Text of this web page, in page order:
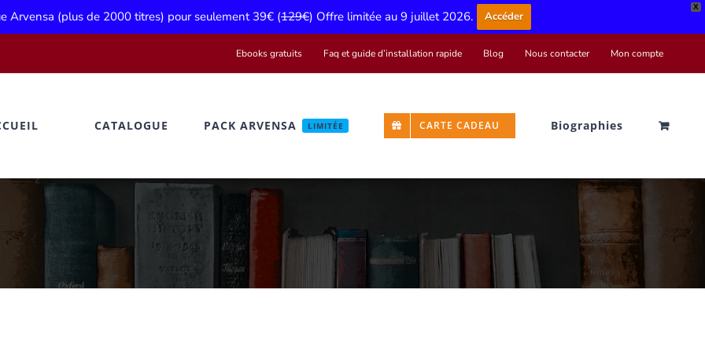
X
Arvensa (plus de 2000 titres) pour seulement 39€ (129€) Offre limitée au 9 juillet 2026. Accéder
Ebooks gratuits Faq et guide d’installation rapide Blog Nous contacter Mon compte
CATALOGUE PACK ARVENSA LIMITÉE CARTE CADEAU Biographies